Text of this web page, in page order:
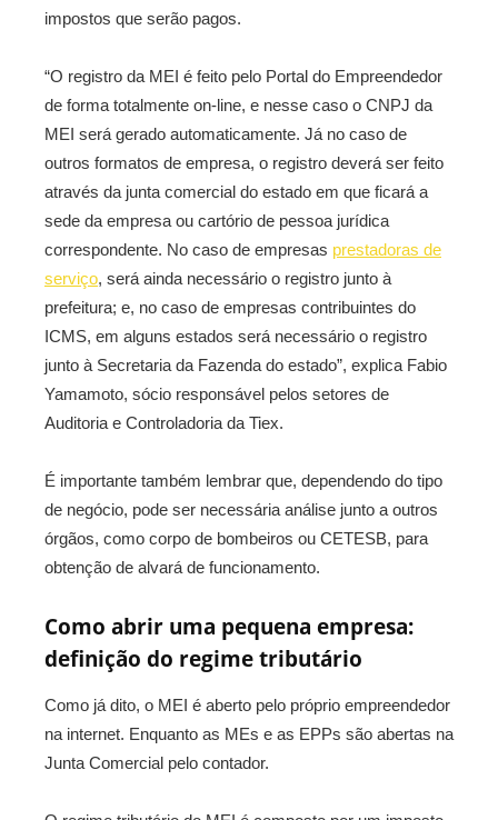
impostos que serão pagos.
“O registro da MEI é feito pelo Portal do Empreendedor
de forma totalmente on-line, e nesse caso o CNPJ da
MEI será gerado automaticamente. Já no caso de
outros formatos de empresa, o registro deverá ser feito
através da junta comercial do estado em que ficará a
sede da empresa ou cartório de pessoa jurídica
correspondente. No caso de empresas prestadoras de
serviço, será ainda necessário o registro junto à
prefeitura; e, no caso de empresas contribuintes do
ICMS, em alguns estados será necessário o registro
junto à Secretaria da Fazenda do estado”, explica Fabio
Yamamoto, sócio responsável pelos setores de
Auditoria e Controladoria da Tiex.
É importante também lembrar que, dependendo do tipo
de negócio, pode ser necessária análise junto a outros
órgãos, como corpo de bombeiros ou CETESB, para
obtenção de alvará de funcionamento.
Como abrir uma pequena empresa:
definição do regime tributário
Como já dito, o MEI é aberto pelo próprio empreendedor
na internet. Enquanto as MEs e as EPPs são abertas na
Junta Comercial pelo contador.